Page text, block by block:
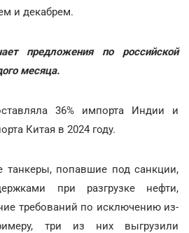
и декабрем.
предложения по российской
месяца.
36% импорта Индии и
Китая в 2024 году.
танкеры, попавшие под санкции,
при разгрузке нефти,
требований по исключению из-
три из них выгрузили